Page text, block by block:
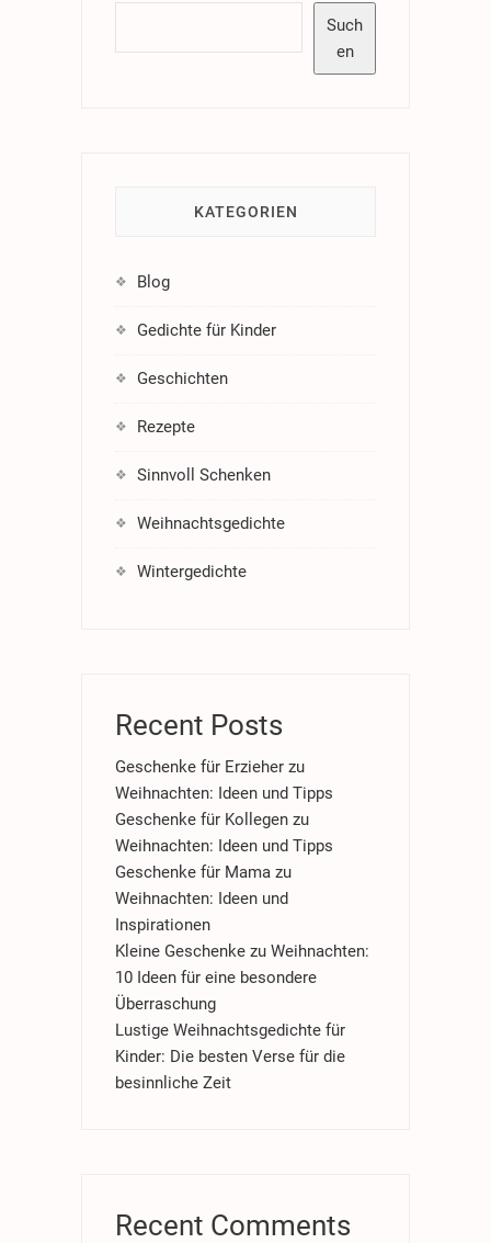
Such
en
KATEGORIEN
Blog
Gedichte für Kinder
Geschichten
Rezepte
Sinnvoll Schenken
Weihnachtsgedichte
Wintergedichte
Recent Posts
Geschenke für Erzieher zu
Weihnachten: Ideen und Tipps
Geschenke für Kollegen zu
Weihnachten: Ideen und Tipps
Geschenke für Mama zu
Weihnachten: Ideen und
Inspirationen
Kleine Geschenke zu Weihnachten:
10 Ideen für eine besondere
Überraschung
Lustige Weihnachtsgedichte für
Kinder: Die besten Verse für die
besinnliche Zeit
Recent Comments